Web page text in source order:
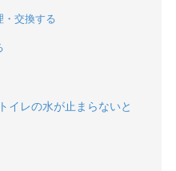
交換する
イレの水が止まらないと